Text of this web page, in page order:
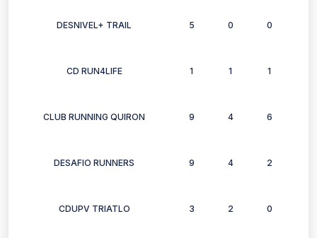
DESNIVEL+ TRAIL 5 0 0
CD RUN4LIFE 1 1 1
CLUB RUNNING QUIRON 9 4 6
DESAFIO RUNNERS 9 4 2
CDUPV TRIATLO 3 2 0